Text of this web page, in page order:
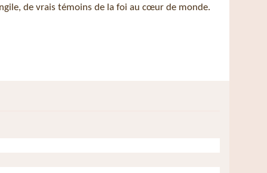
de vrais témoins de la foi au cœur de monde.